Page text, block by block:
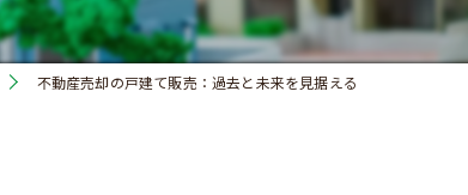
相続
買い替え
不動産売却の戸建て販売：過去と未来を見据える